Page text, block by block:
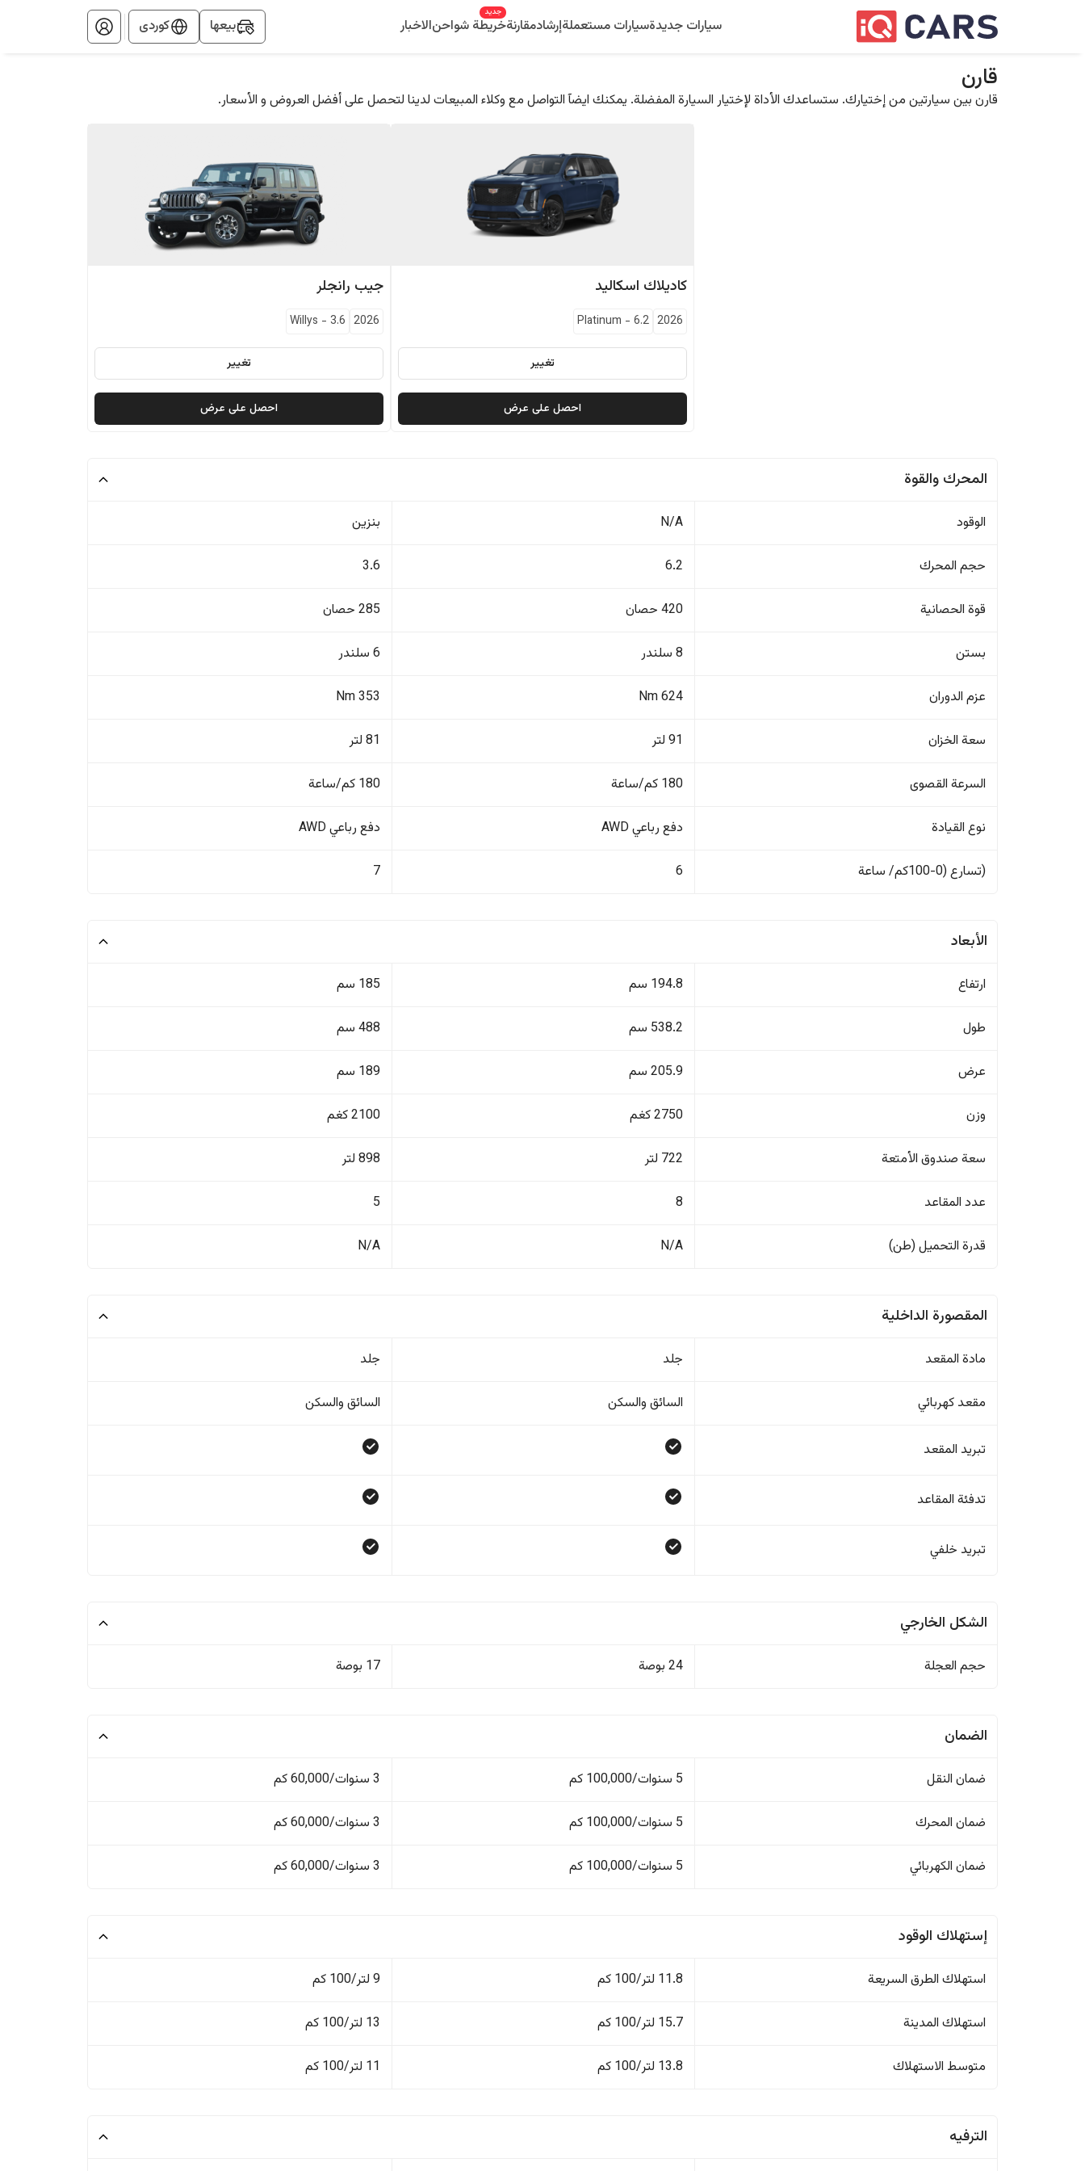
سيارات جديدةسيارات مستعملةإرشادمقارنةخريطة شواحن
جديد
الاخبار بيعها کوردی
قارن
قارن بين سيارتين من إختيارك. ستساعدك الأداة لإختيار السيارة المفضلة. يمكنك ايضآ التواصل مع وكلاء المبيعات لدينا لتحصل على أفضل العروض و الأسعار.
كاديلاك اسكاليد
2026
Platinum - 6.2
تغيير
احصل على عرض
جيب رانجلر
2026
Willys - 3.6
تغيير
احصل على عرض
المحرك والقوة
الوقود N/A بنزين
حجم المحرك 6.2
3.6
قوة الحصانية 420 حصان 285 حصان
بستن 8 سلندر 6 سلندر
عزم الدوران 624 Nm
353 Nm
سعة الخزان 91 لتر 81 لتر
السرعة القصوى 180 كم/ساعة 180 كم/ساعة
نوع القيادة دفع رباعي AWD دفع رباعي AWD
(تسارع (0-100كم/ ساعة 6
7
الأبعاد
ارتفاع 194.8 سم 185 سم
طول 538.2 سم 488 سم
عرض 205.9 سم 189 سم
وزن 2750 كغم 2100 كغم
سعة صندوق الأمتعة 722 لتر 898 لتر
عدد المقاعد 8
5
قدرة التحميل (طن) N/A
N/A
المقصورة الداخلية
مادة المقعد جلد جلد
مقعد كهربائي السائق والسکن السائق والسکن
تبريد المقعد
تدفئة المقاعد
تبريد خلفي
الشكل الخارجي
حجم العجلة 24 بوصة 17 بوصة
الضمان
ضمان النقل 5 سنوات/100,000 كم 3 سنوات/60,000 كم
ضمان المحرك 5 سنوات/100,000 كم 3 سنوات/60,000 كم
ضمان الكهربائي 5 سنوات/100,000 كم 3 سنوات/60,000 كم
إستهلاك الوقود
استهلاك الطرق السريعة 11.8 لتر/100 كم 9 لتر/100 كم
استهلاك المدينة 15.7 لتر/100 كم 13 لتر/100 كم
متوسط الاستهلاك 13.8 لتر/100 كم 11 لتر/100 كم
الترفيه